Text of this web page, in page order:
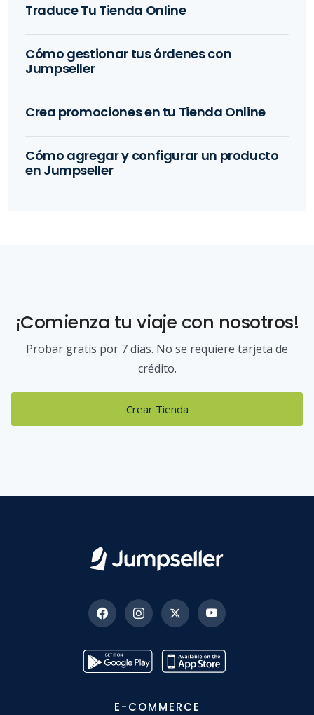
Traduce Tu Tienda Online
Cómo gestionar tus órdenes con
Jumpseller
Crea promociones en tu Tienda Online
Cómo agregar y configurar un producto
en Jumpseller
¡Comienza tu viaje con nosotros!
Probar gratis por 7 días. No se requiere tarjeta de
crédito.
Crear Tienda
E-COMMERCE